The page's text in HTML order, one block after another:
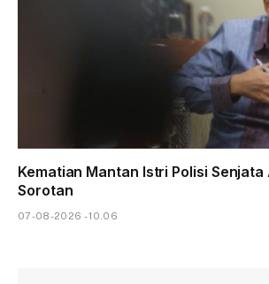
Kematian Mantan Istri Polisi Senjata
Sorotan
07-08-2026 - 10.06